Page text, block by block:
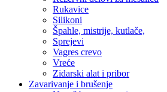
Rukavice
Silikoni
Špahle, mistrije, kutlače,
Sprejevi
Vagres crevo
Vreće
Zidarski alat i pribor
Zavarivanje i brušenje